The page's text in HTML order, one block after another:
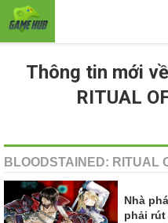
Thông tin mới
RITUAL
BLOODSTAINED: RITUAL
Nhà
phải